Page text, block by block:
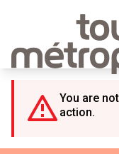
You are
action.